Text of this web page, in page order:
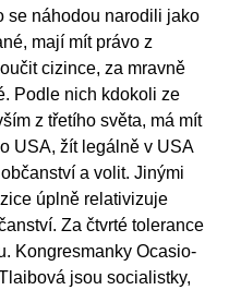
se náhodou narodili jako
mají mít právo z
cizince, za mravně
Podle nich kdokoli ze
z třetího světa, má mít
USA, žít legálně v USA
a volit. Jinými
úplně relativizuje
Za čtvrté tolerance
Kongresmanky Ocasio-
jsou socialistky,